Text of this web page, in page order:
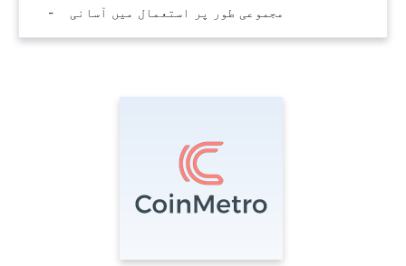
مجموعی طور پر استعمال میں آسانی